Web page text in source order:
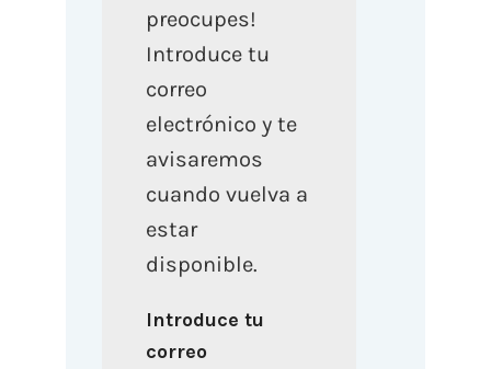
preocupes!
Introduce tu
correo
electrónico y te
avisaremos
cuando vuelva a
estar
disponible.
Introduce tu
correo